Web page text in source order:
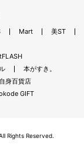
Mart
美ST
本がすき。
身百貨店
GIFT
Rights Reserved.